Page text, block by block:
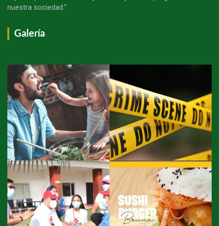
nuestra sociedad."
Galería